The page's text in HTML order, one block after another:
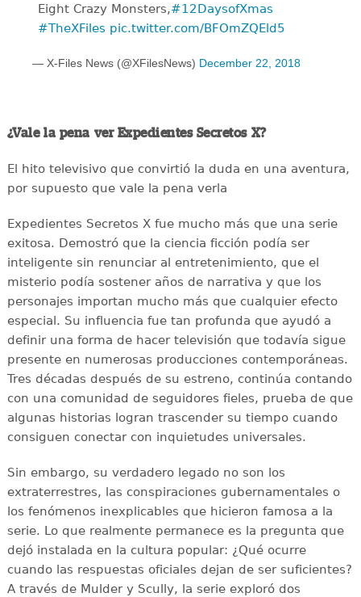
Eight Crazy Monsters,#12DaysofXmas
#TheXFiles pic.twitter.com/BFOmZQEld5
— X-Files News (@XFilesNews) December 22, 2018
¿Vale la pena ver Expedientes Secretos X?
El hito televisivo que convirtió la duda en una aventura,
por supuesto que vale la pena verla
Expedientes Secretos X fue mucho más que una serie
exitosa. Demostró que la ciencia ficción podía ser
inteligente sin renunciar al entretenimiento, que el
misterio podía sostener años de narrativa y que los
personajes importan mucho más que cualquier efecto
especial. Su influencia fue tan profunda que ayudó a
definir una forma de hacer televisión que todavía sigue
presente en numerosas producciones contemporáneas.
Tres décadas después de su estreno, continúa contando
con una comunidad de seguidores fieles, prueba de que
algunas historias logran trascender su tiempo cuando
consiguen conectar con inquietudes universales.
Sin embargo, su verdadero legado no son los
extraterrestres, las conspiraciones gubernamentales o
los fenómenos inexplicables que hicieron famosa a la
serie. Lo que realmente permanece es la pregunta que
dejó instalada en la cultura popular: ¿Qué ocurre
cuando las respuestas oficiales dejan de ser suficientes?
A través de Mulder y Scully, la serie exploró dos